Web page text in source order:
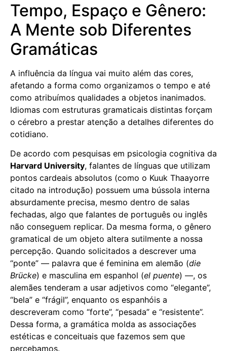
Tempo, Espaço e Gênero:
A Mente sob Diferentes
Gramáticas
A influência da língua vai muito além das cores,
afetando a forma como organizamos o tempo e até
como atribuímos qualidades a objetos inanimados.
Idiomas com estruturas gramaticais distintas forçam
o cérebro a prestar atenção a detalhes diferentes do
cotidiano.
De acordo com pesquisas em psicologia cognitiva da
Harvard University, falantes de línguas que utilizam
pontos cardeais absolutos (como o Kuuk Thaayorre
citado na introdução) possuem uma bússola interna
absurdamente precisa, mesmo dentro de salas
fechadas, algo que falantes de português ou inglês
não conseguem replicar. Da mesma forma, o gênero
gramatical de um objeto altera sutilmente a nossa
percepção. Quando solicitados a descrever uma
“ponte” — palavra que é feminina em alemão (die
Brücke) e masculina em espanhol (el puente) —, os
alemães tenderam a usar adjetivos como “elegante”,
“bela” e “frágil”, enquanto os espanhóis a
descreveram como “forte”, “pesada” e “resistente”.
Dessa forma, a gramática molda as associações
estéticas e conceituais que fazemos sem que
percebamos.